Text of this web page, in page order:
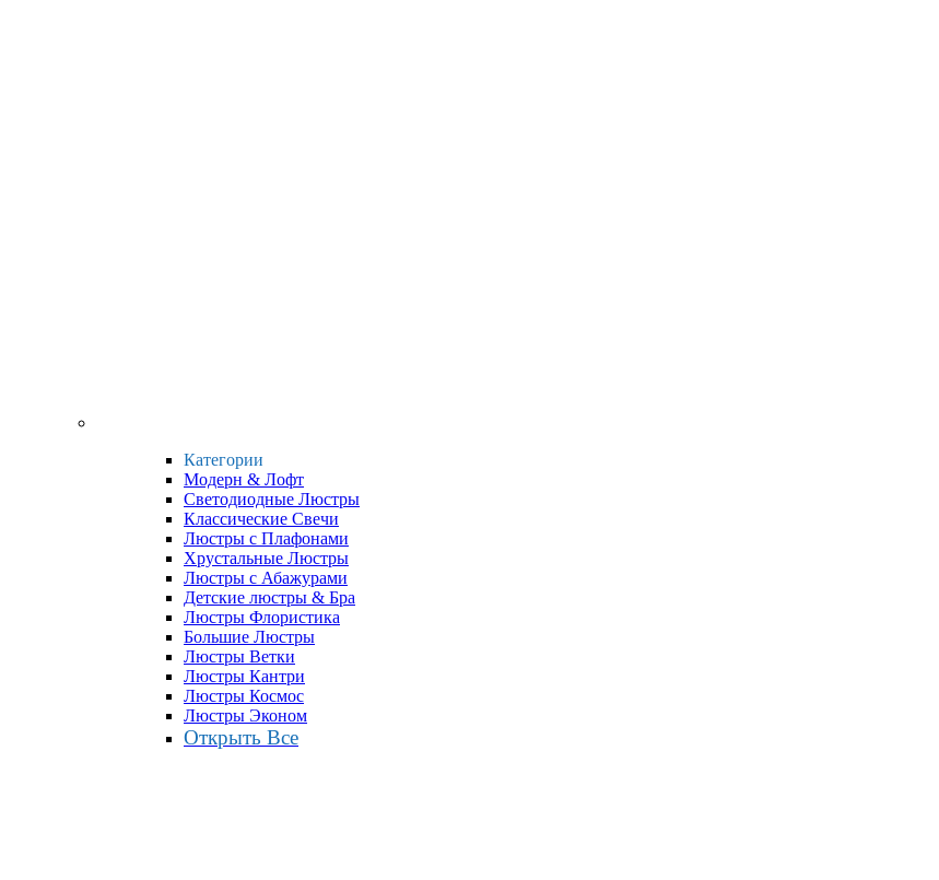
Категории
Модерн & Лофт
Светодиодные Люстры
Классические Свечи
Люстры с Плафонами
Хрустальные Люстры
Люстры с Абажурами
Детские люстры & Бра
Люстры Флористика
Большие Люстры
Люстры Ветки
Люстры Кантри
Люстры Космос
Люстры Эконом
Открыть Все